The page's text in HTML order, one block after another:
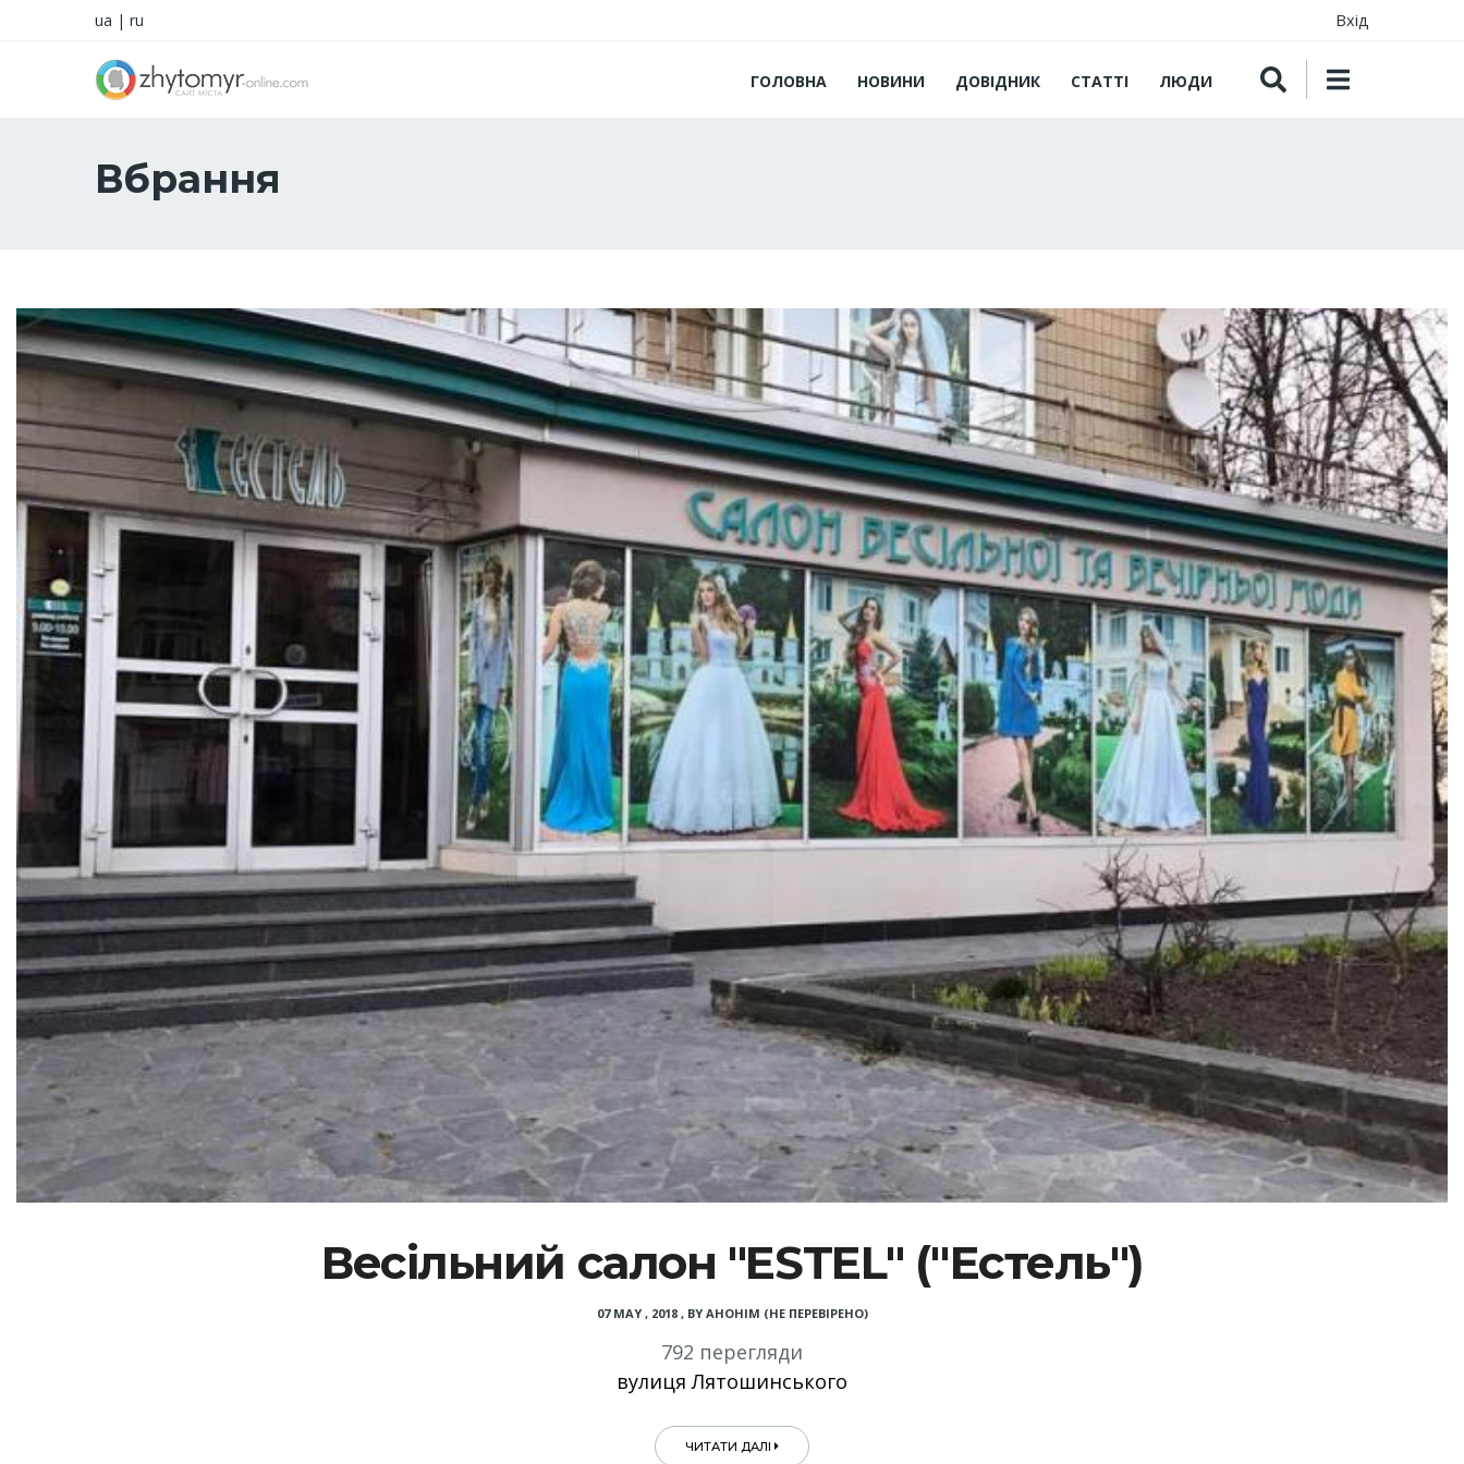
ua | ru Вхід
ГОЛОВНА НОВИНИ ДОВІДНИК СТАТТІ ЛЮДИ
Вбрання
Весільний салон "ESTEL" ("Естель")
07 MAY , 2018, BY АНОНІМ (НЕ ПЕРЕВІРЕНО)
792 перегляди
вулиця Лятошинського
ЧИТАТИ ДАЛІ